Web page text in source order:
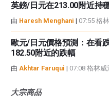
英鎊/日元在213.00附近持
由 Haresh Menghani | 07:55 格
歐元/日元價格預測：在看
182.50附近的跌幅
由 Akhtar Faruqui | 07:08 格林威
大宗商品